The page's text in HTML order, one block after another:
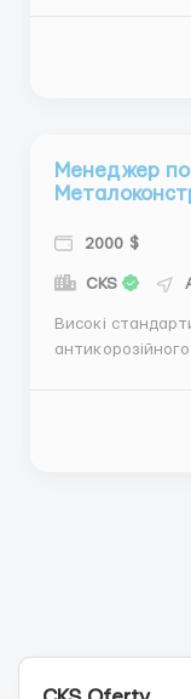
Менеджер
2000 $
CKS
Високі
антикорозійного
деякі з наших